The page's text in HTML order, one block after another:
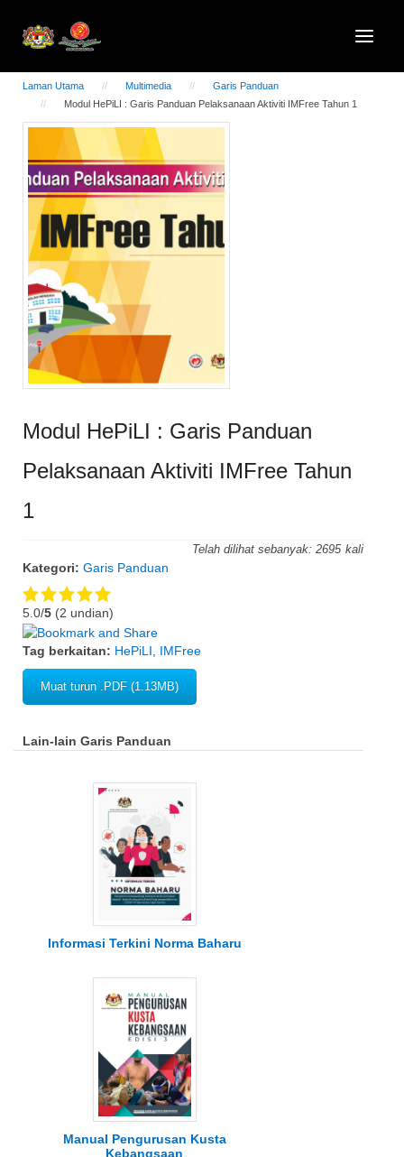
Laman Utama Multimedia
Garis Panduan
Modul HePiLI : Garis Panduan Pelaksanaan Aktiviti IMFree Tahun 1
Modul HePiLI : Garis Panduan
Pelaksanaan Aktiviti IMFree Tahun
1
Telah dilihat sebanyak: 2695
Kategori: Garis Panduan
5.0/5 (2 undian)
Tag berkaitan: HePiLI IMFree
Muat turun .PDF (1.13MB)
Lain-lain Garis Panduan
Informasi Terkini Norma Baharu
Manual Pengurusan Kusta
Kebangsaan